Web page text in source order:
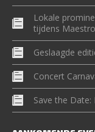
Lokale
tijdens
Geslaagde
Concert
Save the